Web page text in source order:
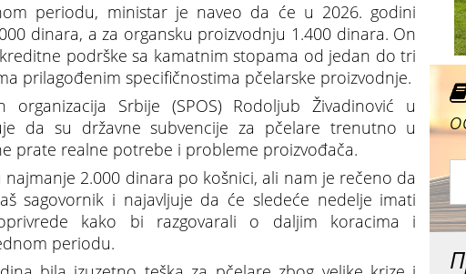
periodu, ministar je naveo da će u 2026. godini
dinara, a za organsku proizvodnju 1.400 dinara. On
podrške sa kamatnim stopama od jedan do tri
prilagođenim specifičnostima pčelarske proizvodnje.
organizacija Srbije (SPOS) Rodoljub Živadinović u
da su državne subvencije za pčelare trenutno u
prate realne potrebe i probleme proizvođača.
2.000 dinara po košnici, ali nam je rečeno da
sagovornik i najavljuje da će sledeće nedelje imati
kako bi razgovarali o daljim koracima i
periodu.